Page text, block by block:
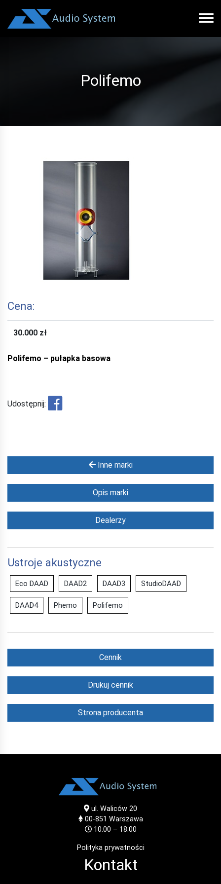
Polifemo
Inne marki
Opis marki
Dealerzy
Ustroje akustyczne
Eco DAAD DAAD2 DAAD3 StudioDAAD
DAAD4 Phemo Polifemo
Cennik
Drukuj cennik
Strona producenta
Cena:
30.000 zł
Polifemo – pułapka basowa
Udostępnij:
ul. Waliców 20
00-851 Warszawa
10:00 – 18.00
Polityka prywatności
Kontakt